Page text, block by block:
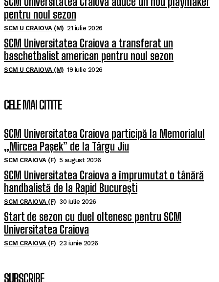
pentru noul sezon
SCM U CRAIOVA (M) 21 iulie 2026
SCM Universitatea Craiova a transferat un
baschetbalist american pentru noul sezon
SCM U CRAIOVA (M) 19 iulie 2026
CELE MAI CITITE
SCM Universitatea Craiova participă la Memorialul
„Mircea Pașek” de la Târgu Jiu
SCM CRAIOVA (F) 5 august 2026
SCM Universitatea Craiova a împrumutat o tânără
handbalistă de la Rapid București
SCM CRAIOVA (F) 30 iulie 2026
Start de sezon cu duel oltenesc pentru SCM
Universitatea Craiova
SCM CRAIOVA (F) 23 iunie 2026
SUBSCRIBE